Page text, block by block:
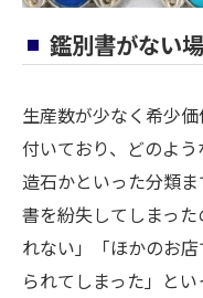
鑑別書がない
生産数が少なく希少
付いており、どのよ
造石かといった分類
書を紛失してしまっ
れない」「ほかのお
られてしまった」と